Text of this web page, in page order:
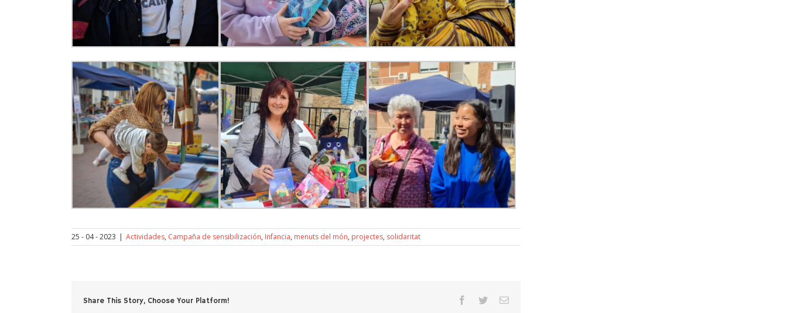
25 - 04 - 2023 | Actividades, Campaña de sensibilización, Infancia, menuts del món, projectes, solidaritat
Share This Story, Choose Your Platform! facebooktwitterEmail